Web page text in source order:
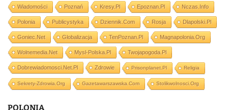
Wiadomości Poznań Kresy.pl Epoznan.pl Nczas.info
Polonia Publicystyka Dziennik.com Rosja Dlapolski.pl
Goniec.net Globalizacja TenPoznan.pl Magnapolonia.org
Wolnemedia.net Mysl-Polska.pl Twojapogoda.pl
Dobrewiadomosci.net.pl Zdrowie Prisonplanet.pl Religia
Sekrety-Zdrowia.org Gazetawarszawska.com Stolikwolnosci.org
POLONIA